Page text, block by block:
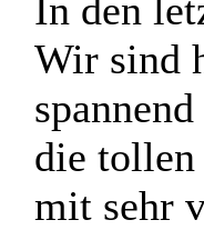
In den
Wir sind
die tollen
mit sehr